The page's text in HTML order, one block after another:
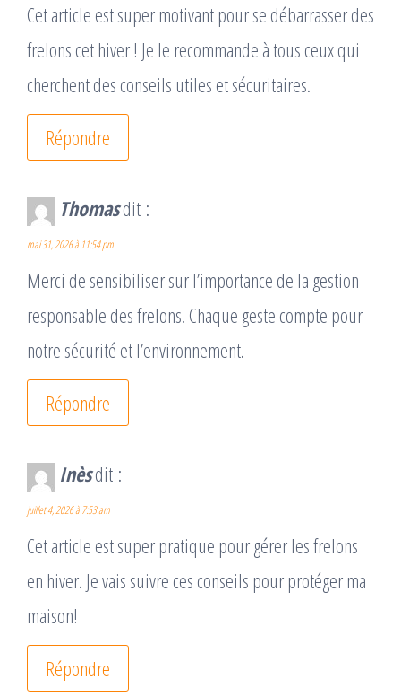
Cet article est super motivant pour se débarrasser des
frelons cet hiver ! Je le recommande à tous ceux qui
cherchent des conseils utiles et sécuritaires.
Répondre
Thomasdit :
mai 31, 2026 à 11:54 pm
Merci de sensibiliser sur l’importance de la gestion
responsable des frelons. Chaque geste compte pour
notre sécurité et l’environnement.
Répondre
Inèsdit :
juillet 4, 2026 à 7:53 am
Cet article est super pratique pour gérer les frelons
en hiver. Je vais suivre ces conseils pour protéger ma
maison!
Répondre